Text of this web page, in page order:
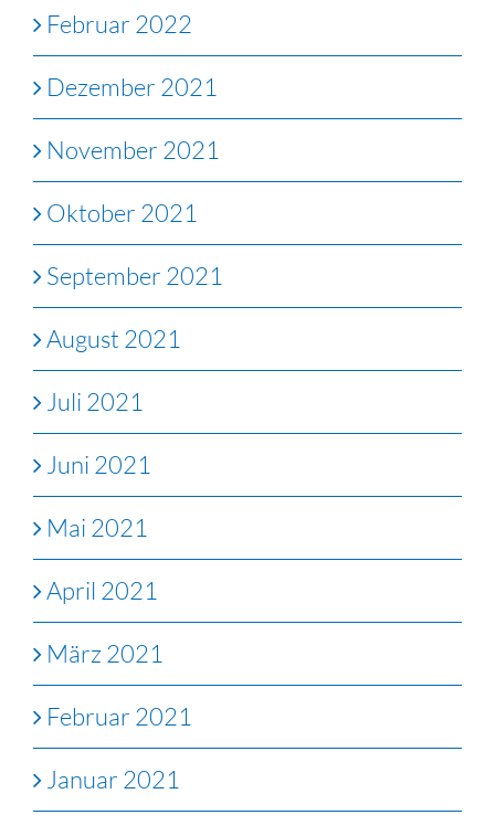
Februar 2022
Dezember 2021
November 2021
Oktober 2021
September 2021
August 2021
Juli 2021
Juni 2021
Mai 2021
April 2021
März 2021
Februar 2021
Januar 2021